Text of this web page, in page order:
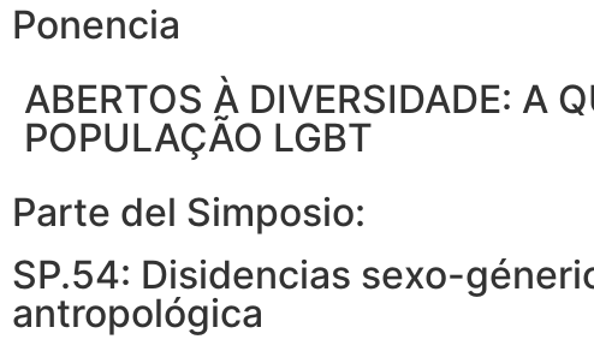
Ponencia
ABERTOS À DIVERSIDADE: A
POPULAÇÃO LGBT
Parte del Simposio:
SP.54: Disidencias sexo-
antropológica